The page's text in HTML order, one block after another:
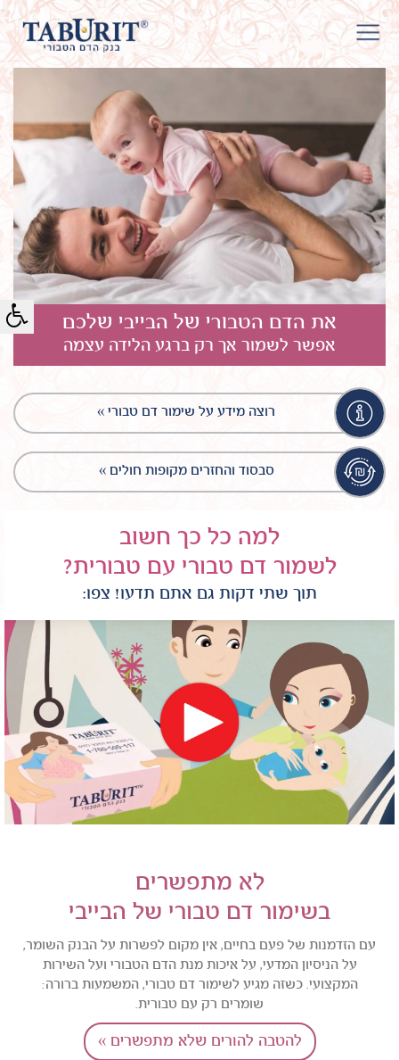
את הדם הטבורי של הבייבי שלכם
אפשר לשמור אך רק ברגע הלידה עצמה
רוצה מידע על שימור דם טבורי »
סבסוד והחזרים מקופות חולים »
למה כל כך חשוב
לשמור דם טבורי עם טבורית?
תוך שתי דקות גם אתם תדעו! צפו:
לא מתפשרים
בשימור דם טבורי של הבייבי
עם הזדמנות של פעם בחיים, אין מקום לפשרות על הבנק השומר,
על הניסיון המדעי, על איכות מנת הדם הטבורי ועל השירות
המקצועי. כשזה מגיע לשימור דם טבורי, המשמעות ברורה:
שומרים רק עם טבורית.
להטבה להורים שלא מתפשרים »